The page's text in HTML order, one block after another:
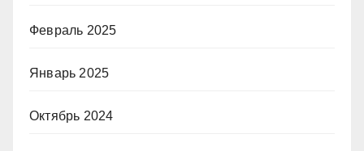
Февраль 2025
Январь 2025
Октябрь 2024